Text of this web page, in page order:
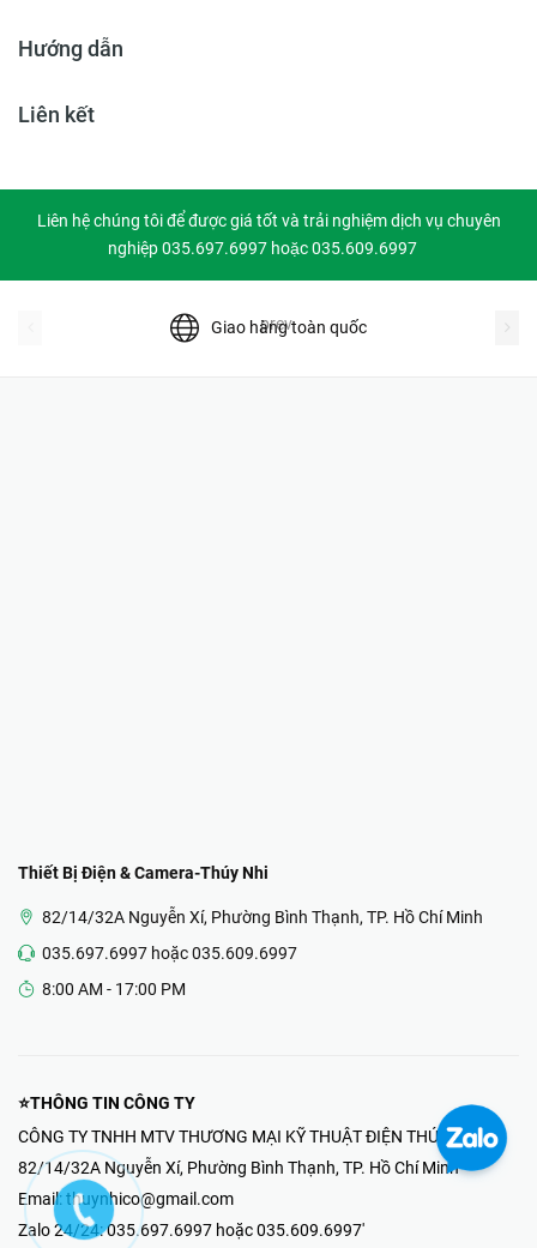
Hướng dẫn
Liên kết
Liên hệ chúng tôi để được giá tốt và trải nghiệm dịch vụ chuyên
nghiệp 035.697.6997 hoặc 035.609.6997
Giao hàng toàn quốc
prev
Thiết Bị Điện & Camera-Thúy Nhi
82/14/32A Nguyễn Xí, Phường Bình Thạnh, TP. Hồ Chí Minh
035.697.6997 hoặc 035.609.6997
8:00 AM - 17:00 PM
⭐THÔNG TIN CÔNG TY
CÔNG TY TNHH MTV THƯƠNG MẠI KỸ THUẬT ĐIỆN THÚY NHI
82/14/32A Nguyễn Xí, Phường Bình Thạnh, TP. Hồ Chí Minh
Email: thuynhico@gmail.com
Zalo 24/24:035.697.6997 hoặc 035.609.6997'